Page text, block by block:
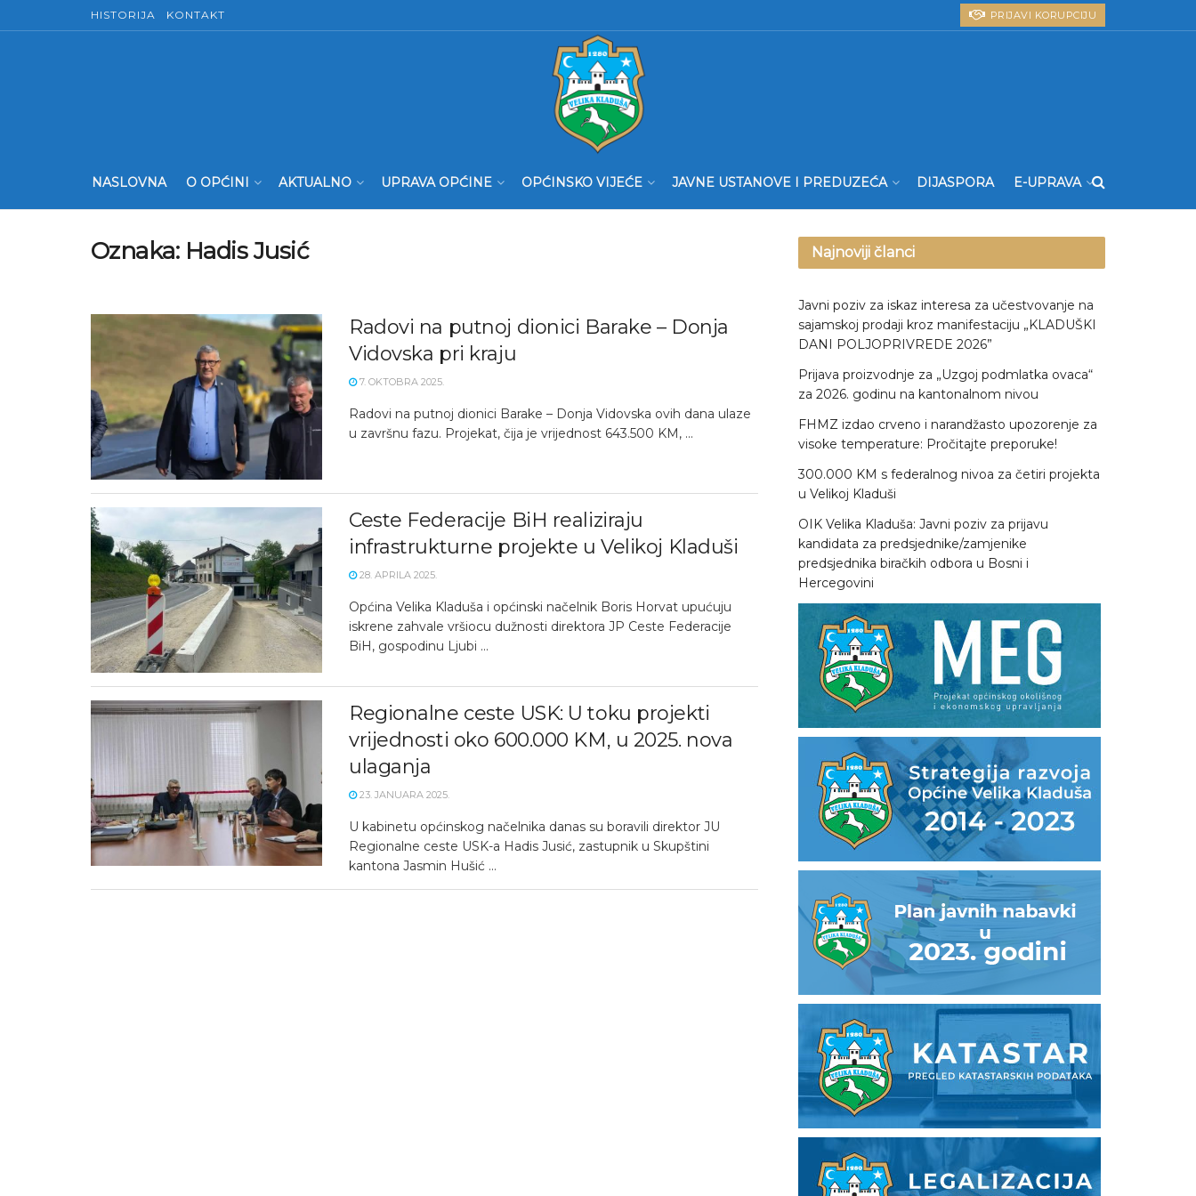
HISTORIJA KONTAKT PRIJAVI KORUPCIJU
NASLOVNA O OPĆINI AKTUALNO UPRAVA OPĆINE OPĆINSKO VIJEĆE JAVNE USTANOVE I PREDUZEĆA DIJASPORA E-UPRAVA
Oznaka: Hadis Jusić
Radovi na putnoj dionici Barake – Donja
Vidovska pri kraju
7. OKTOBRA 2025.
Radovi na putnoj dionici Barake – Donja Vidovska ovih dana ulaze
u završnu fazu. Projekat, čija je vrijednost 643.500 KM, ...
Ceste Federacije BiH realiziraju
infrastrukturne projekte u Velikoj Kladuši
28. APRILA 2025.
Općina Velika Kladuša i općinski načelnik Boris Horvat upućuju
iskrene zahvale vršiocu dužnosti direktora JP Ceste Federacije
BiH, gospodinu Ljubi ...
Regionalne ceste USK: U toku projekti
vrijednosti oko 600.000 KM, u 2025. nova
ulaganja
23. JANUARA 2025.
U kabinetu općinskog načelnika danas su boravili direktor JU
Regionalne ceste USK-a Hadis Jusić, zastupnik u Skupštini
kantona Jasmin Hušić ...
Najnoviji članci
Javni poziv za iskaz interesa za učestvovanje na
sajamskoj prodaji kroz manifestaciju „KLADUŠKI
DANI POLJOPRIVREDE 2026”
Prijava proizvodnje za „Uzgoj podmlatka ovaca“
za 2026. godinu na kantonalnom nivou
FHMZ izdao crveno i narandžasto upozorenje za
visoke temperature: Pročitajte preporuke!
300.000 KM s federalnog nivoa za četiri projekta
u Velikoj Kladuši
OIK Velika Kladuša: Javni poziv za prijavu
kandidata za predsjednike/zamjenike
predsjednika biračkih odbora u Bosni i
Hercegovini